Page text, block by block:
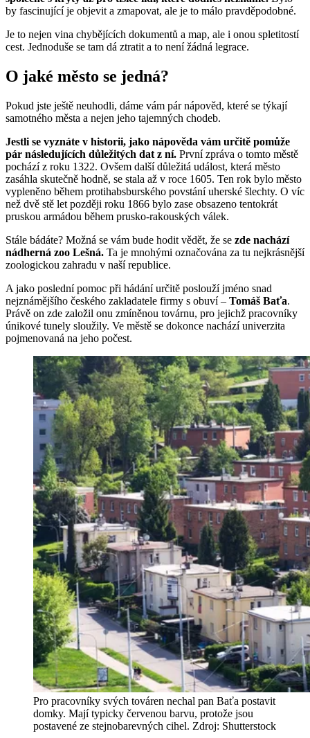
by fascinující je objevit a zmapovat, ale je to málo pravděpodobné.
Je to nejen vina chybějících dokumentů a map, ale i onou spletitostí
cest. Jednoduše se tam dá ztratit a to není žádná legrace.
O jaké město se jedná?
Pokud jste ještě neuhodli, dáme vám pár nápověd, které se týkají
samotného města a nejen jeho tajemných chodeb.
Jestli se vyznáte v historii, jako nápověda vám určitě pomůže
pár následujících důležitých dat z ní. První zpráva o tomto městě
pochází z roku 1322. Ovšem další důležitá událost, která město
zasáhla skutečně hodně, se stala až v roce 1605. Ten rok bylo město
vypleněno během protihabsburského povstání uherské šlechty. O víc
než dvě stě let později roku 1866 bylo zase obsazeno tentokrát
pruskou armádou během prusko-rakouských válek.
Stále bádáte? Možná se vám bude hodit vědět, že se zde nachází
nádherná zoo Lešná. Ta je mnohými označována za tu nejkrásnější
zoologickou zahradu v naší republice.
A jako poslední pomoc při hádání určitě poslouží jméno snad
nejznámějšího českého zakladatele firmy s obuví – Tomáš Baťa.
Právě on zde založil onu zmíněnou továrnu, pro jejichž pracovníky
únikové tunely sloužily. Ve městě se dokonce nachází univerzita
pojmenovaná na jeho počest.
Pro pracovníky svých továren nechal pan Baťa postavit
domky. Mají typicky červenou barvu, protože jsou
postavené ze stejnobarevných cihel. Zdroj: Shutterstock